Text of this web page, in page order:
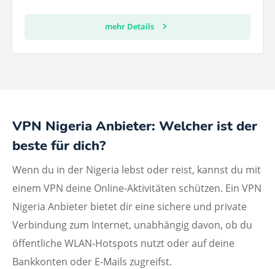
mehr Details
VPN Nigeria Anbieter: Welcher ist der
beste für dich?
Wenn du in der Nigeria lebst oder reist, kannst du mit
einem VPN deine Online-Aktivitäten schützen. Ein VPN
Nigeria Anbieter bietet dir eine sichere und private
Verbindung zum Internet, unabhängig davon, ob du
öffentliche WLAN-Hotspots nutzt oder auf deine
Bankkonten oder E-Mails zugreifst.